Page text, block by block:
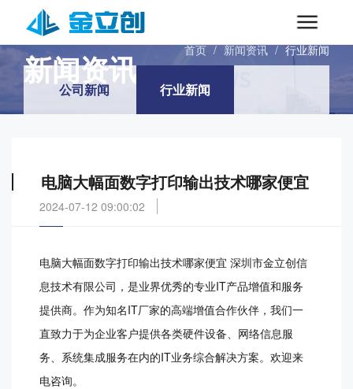
INFORMATIONS
新闻资讯 首页 / 新闻资讯 / 行业新闻
公司新闻 行业新闻
电脑大幅面数字打印输出技术哪家便宜
2024-07-12 09:00:02
电脑大幅面数字打印输出技术哪家便宜 深圳市金立创信
息技术有限公司，是业界优秀的专业IT产品增值和服务
提供商。作为知名IT厂家的高端增值合作伙伴，我们一
直致力于为企业客户提供各类硬件设备、网络信息服
务、系统集成服务在内的IT业务综合解决方案。欢迎来
电咨询。